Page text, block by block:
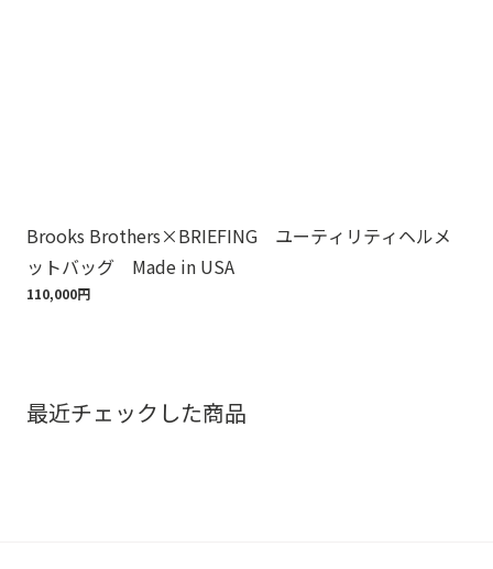
Brooks Brothers×BRIEFING ユーティリティヘルメ
ットバッグ Made in USA
110,000円
最近チェックした商品